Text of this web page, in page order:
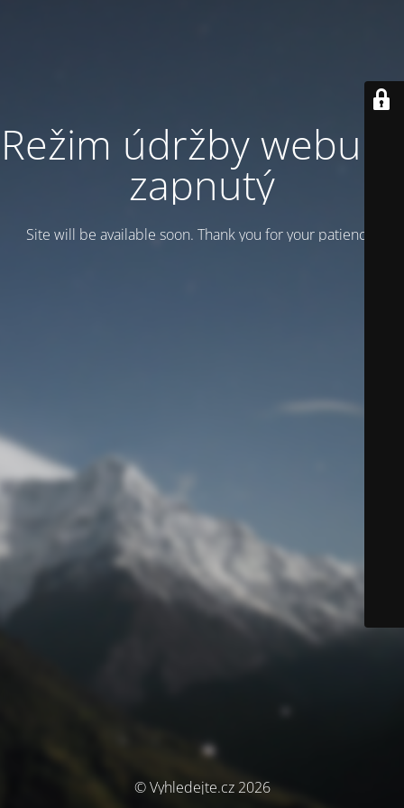
Režim údržby webu je
zapnutý
Site will be available soon. Thank you for your patience!
© Vyhledejte.cz 2026